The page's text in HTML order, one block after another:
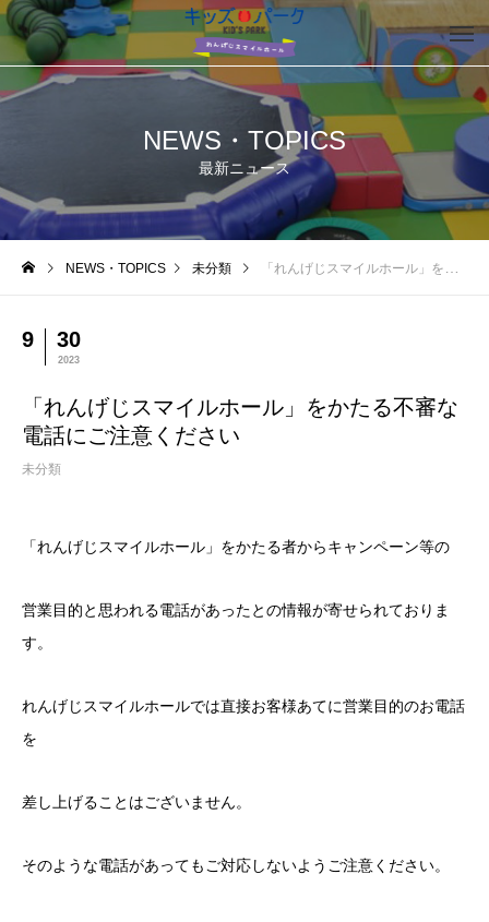
NEWS・TOPICS
最新ニュース
NEWS・TOPICS 未分類 「れんげじスマイルホール」をかたる不審な電話にご注意ください
9 30
2023
「れんげじスマイルホール」をかたる不審な
電話にご注意ください
未分類
「れんげじスマイルホール」をかたる者からキャンペーン等の
営業目的と思われる電話があったとの情報が寄せられておりま
す。
れんげじスマイルホールでは直接お客様あてに営業目的のお電話
を
差し上げることはございません。
そのような電話があってもご対応しないようご注意ください。